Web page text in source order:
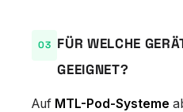
FÜR WELCHE
GEEIGNET?
Auf MTL-Pod-Systeme